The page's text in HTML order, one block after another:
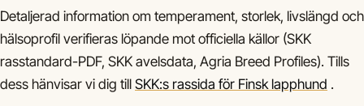
Detaljerad information om temperament, storlek, livslängd och
hälsoprofil verifieras löpande mot officiella källor (SKK
rasstandard-PDF, SKK avelsdata, Agria Breed Profiles). Tills
dess hänvisar vi dig till SKK:s rassida för Finsk lapphund .